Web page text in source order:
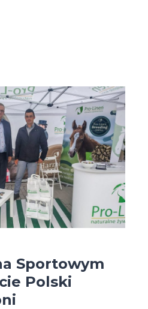
Sportowym
Polski